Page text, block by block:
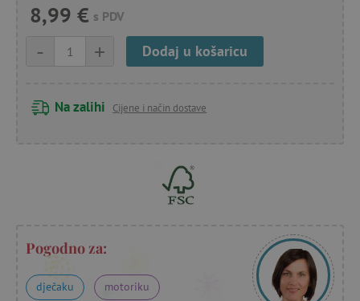
8,99 € s PDV
+
- Dodaj u košaricu
Na zalihi Cijene i način dostave
Pogodno za:
dječaku motoriku